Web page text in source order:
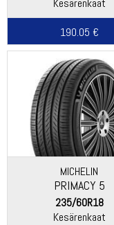
190.05 €
MICHELIN
PRIMACY 5
235/60R18
Kesärenkaat